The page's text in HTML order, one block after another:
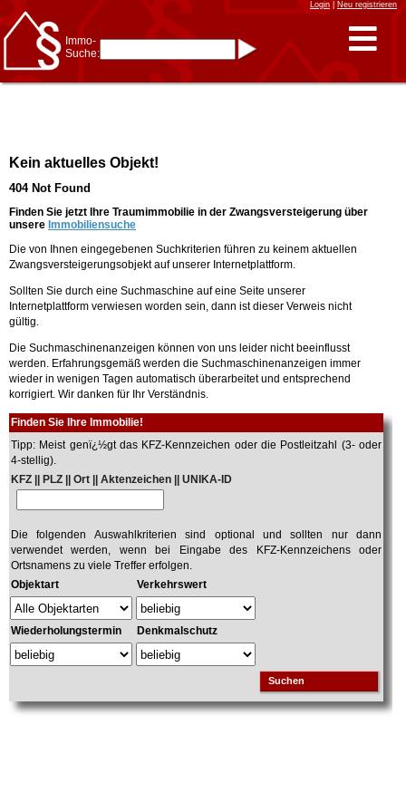
Login| Neu registrieren
Immo-
Suche:
* Suche verfeinern durch
Kombinieren
Frankfurt/Oder
am Main
Immobiliensuche
nach Kreis
nach Amtsgericht
Kein aktuelles Objekt!
404 Not Found
Finden Sie jetzt Ihre Traumimmobilie in der Zwangsversteigerung über
unsere Immobiliensuche
Die von Ihnen eingegebenen Suchkriterien führen zu keinem aktuellen
Zwangsversteigerungsobjekt auf unserer Internetplattform.
Sollten Sie durch eine Suchmaschine auf eine Seite unserer
Internetplattform verwiesen worden sein, dann ist dieser Verweis nicht
gültig.
Die Suchmaschinenanzeigen können von uns leider nicht beeinflusst
werden. Erfahrungsgemäß werden die Suchmaschinenanzeigen immer
wieder in wenigen Tagen automatisch überarbeitet und entsprechend
korrigiert. Wir danken für Ihr Verständnis.
Finden Sie Ihre Immobilie!
Tipp: Meist genï¿½gt das KFZ-Kennzeichen oder die Postleitzahl (3- oder
4-stellig).
KFZ || PLZ || Ort || Aktenzeichen || UNIKA-ID
Die folgenden Auswahlkriterien sind optional und sollten nur dann
verwendet werden, wenn bei Eingabe des KFZ-Kennzeichens oder
Ortsnamens zu viele Treffer erfolgen.
Objektart
Verkehrswert
Wiederholungstermin Denkmalschutz
Suchen